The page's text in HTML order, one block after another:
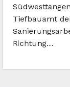
Tiefbauamt
Richtung…